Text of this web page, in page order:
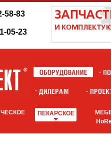
58-83
05-23
ПЕКАРСКОЕ